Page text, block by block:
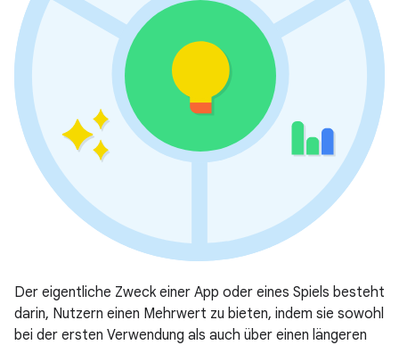
Der eigentliche Zweck einer App oder eines Spiels besteht
darin, Nutzern einen Mehrwert zu bieten, indem sie sowohl
bei der ersten Verwendung als auch über einen längeren